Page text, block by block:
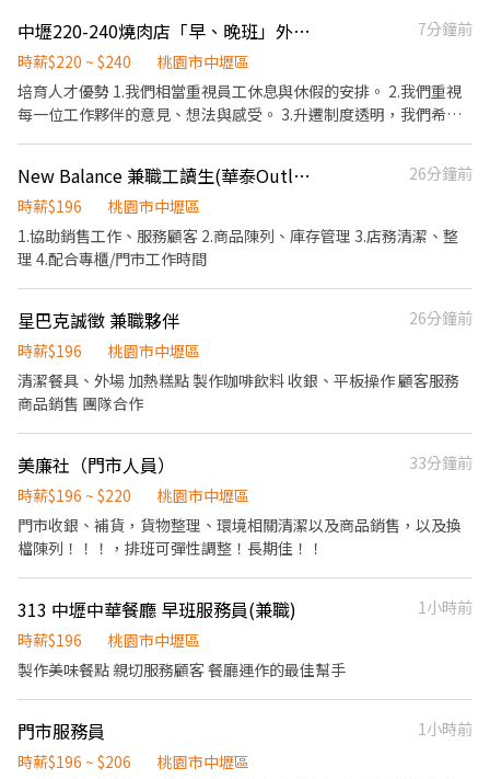
班費5分鐘為單位計算 ⭕企業魅力 ▪「以人為本」注重團隊合作及
交流，採納同仁的意見，提升參與感 ▪除學習到日本商業禮儀、衛
生知識及專業的烹飪技巧，還可接觸店鋪的經營管理，例如：成本
控管及數據分析等專業知識 ▪升遷快速且制度完善，依努力及成果
品嚐美味平價壽司，致力成為頂尖品牌
中壢220-240燒肉店「早、晚班」外場服務人員
7分鐘前
時薪$220 ~ $240
桃園市中壢區
培育人才優勢 1.我們相當重視員工休息與休假的安排。 2.我們重視
每一位工作夥伴的意見、想法與感受。 3.升遷制度透明，我們希望
作環境、才會有快樂的工作品質，讓每位同仁感到舒服愉快，一直
都是我們的目標。 外場 1. 桌邊服務(代烤)、解決顧客疑問、給予餐
點建議。 2. 紀錄客戶資訊，喜好與需求 3. 開店前的準備工作 4. 顧客
餐畢後之環境清潔。 5. 其他主管交辦事項 工作環境 簡單的說歡樂的
工作氣氛不只是建立在我們與客人的互動，同事間的互相幫助與關
我們的目標是創造一個專業、自信且快樂的整體工作環境。
New Balance 兼職工讀生(華泰Outlet)
26分鐘前
時薪$196
桃園市中壢區
1.協助銷售工作、服務顧客 2.商品陳列、庫存管理 3.店務清潔、整
理 4.配合專櫃/門市工作時間
星巴克誠徵 兼職夥伴
26分鐘前
時薪$196
桃園市中壢區
清潔餐具、外場 加熱糕點 製作咖啡飲料 收銀、平板操作 顧客服務
商品銷售 團隊合作
美廉社（門市人員）
33分鐘前
時薪$196 ~ $220
桃園市中壢區
門市收銀、補貨，貨物整理、環境相關清潔以及商品銷售，以及換
檔陳列！！！，排班可彈性調整！長期佳！！
313 中壢中華餐廳 早班服務員(兼職)
1小時前
時薪$196
桃園市中壢區
製作美味餐點 親切服務顧客 餐廳運作的最佳幫手
門市服務員
1小時前
時薪$196 ~ $206
桃園市中壢區